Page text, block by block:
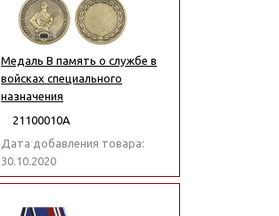
Медаль В память о службе в
войсках специального
назначения
21100010А
Дата добавления товара:
30.10.2020